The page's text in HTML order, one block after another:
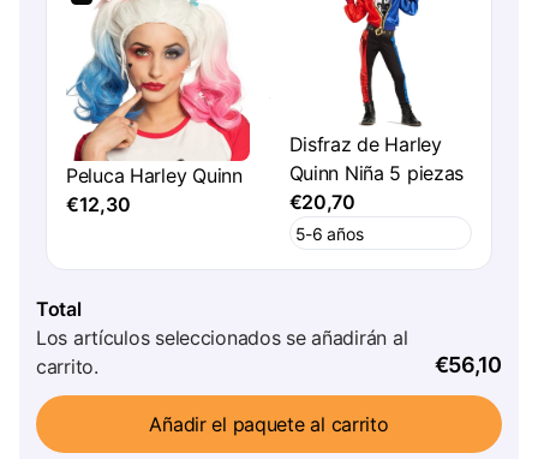
Peluca Harley Quinn
€12,30
Disfraz de Harley
Quinn Niña 5 piezas
€20,70
Total
Los artículos seleccionados se añadirán al
carrito.
€56,10
Añadir el paquete al carrito